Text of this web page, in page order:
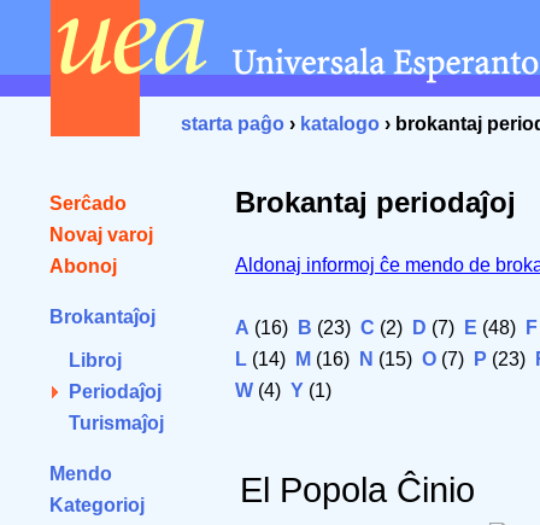
starta paĝo › katalogo › brokantaj
Serĉado
Novaj varoj
Abonoj
Brokantaĵoj
Libroj
Periodaĵoj
Turismaĵoj
Mendo
Kategorioj
Brokantaj periodaĵoj
Aldonaj informoj ĉe mendo de
A (16) B (23) C (2) D (7) E (48) F
L (14) M (16) N (15) O (7) P (23)
W (4) Y (1)
El Popola Ĉinio